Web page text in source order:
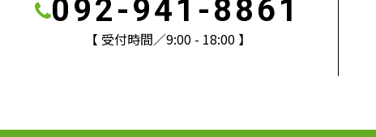
092-941-8861
【 受付時間／9:00 - 18:00 】